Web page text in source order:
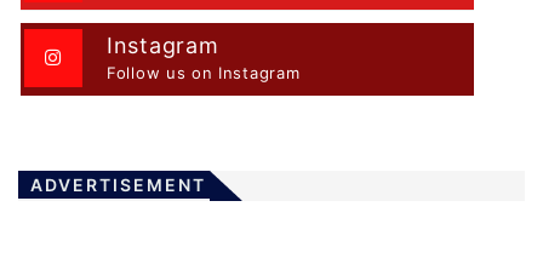
Instagram
Follow us on Instagram
ADVERTISEMENT